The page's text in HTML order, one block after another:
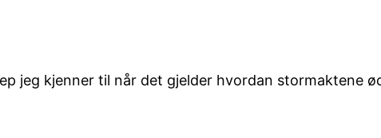
jeg kjenner til når det gjelder hvordan stormaktene